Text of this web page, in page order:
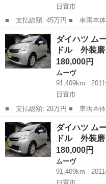
日置市
■ 支払総額: 45万円 ■ 車両本体価格： 400,000 円 ■ メーカー
名： ダイハツ ■ 車種名：
マートセレクションＳＡ ドラ
ム キーレスエン...
鹿児島 日置市 ミライース
ダイハツ ム
ドル 外装
180,000円
ムーヴ
91,409km
日置市
■ 支払総額: 28万円 ■ 車両本体価格： 180,000 円 ■ メーカー
名： ダイハツ ■ 車種名：
証付 エアコアイドル 外装磨
ニング ＣＤ ■...
鹿児島 日置市 ムーヴ
ダイハツ ム
ドル 外装
180,000円
ムーヴ
91,409km